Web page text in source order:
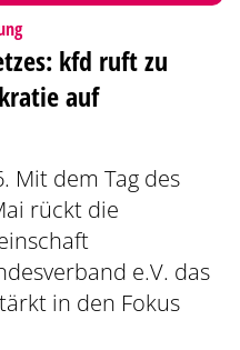
:
kfd ruft zu
auf
Mit dem Tag des
rückt die
e.V. das
in den Fokus